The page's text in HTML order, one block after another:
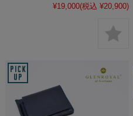
¥19,000(税込 ¥20,900)